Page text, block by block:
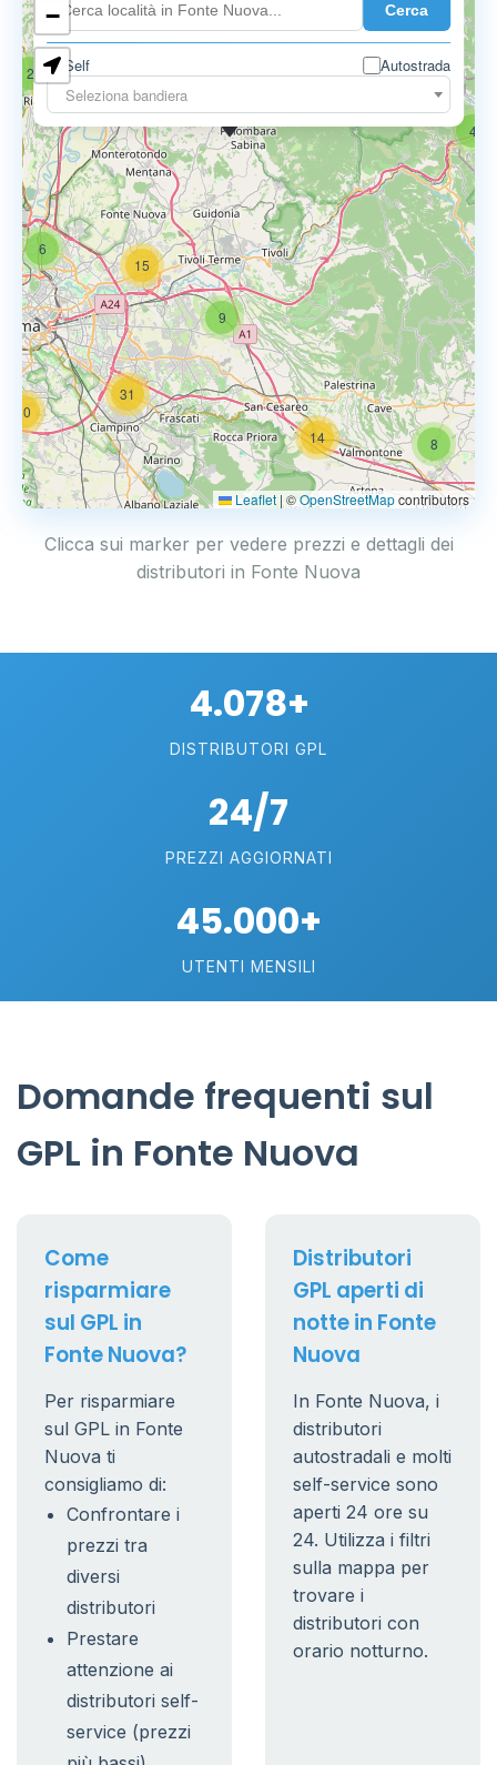
Cerca
Self
Autostrada
Seleziona bandiera
2
18
6
20
15
9
31
8
14
4
−
Leaflet | ©OpenStreetMapcontributors
Clicca sui marker per vedere prezzi e dettagli dei
distributori in Fonte Nuova
4.078+
DISTRIBUTORI GPL
24/7
PREZZI AGGIORNATI
45.000+
UTENTI MENSILI
Domande frequenti sul
GPL in Fonte Nuova
Come
risparmiare
sul GPL in
Fonte Nuova?
Per risparmiare
sul GPL in Fonte
Nuova ti
consigliamo di:
Confrontare i
prezzi tra
diversi
distributori
Prestare
attenzione ai
distributori self-
service (prezzi
Distributori
GPL aperti di
notte in Fonte
Nuova
In Fonte Nuova, i
distributori
autostradali e molti
self-service sono
aperti 24 ore su
24. Utilizza i filtri
sulla mappa per
trovare i
distributori con
orario notturno.